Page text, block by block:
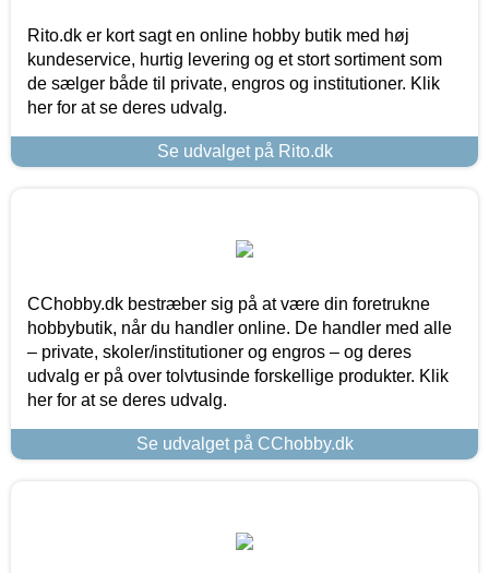
Rito.dk er kort sagt en online hobby butik med høj
kundeservice, hurtig levering og et stort sortiment som
de sælger både til private, engros og institutioner. Klik
her for at se deres udvalg.
Se udvalget på Rito.dk
CChobby.dk bestræber sig på at være din foretrukne
hobbybutik, når du handler online. De handler med alle
– private, skoler/institutioner og engros – og deres
udvalg er på over tolvtusinde forskellige produkter. Klik
her for at se deres udvalg.
Se udvalget på CChobby.dk